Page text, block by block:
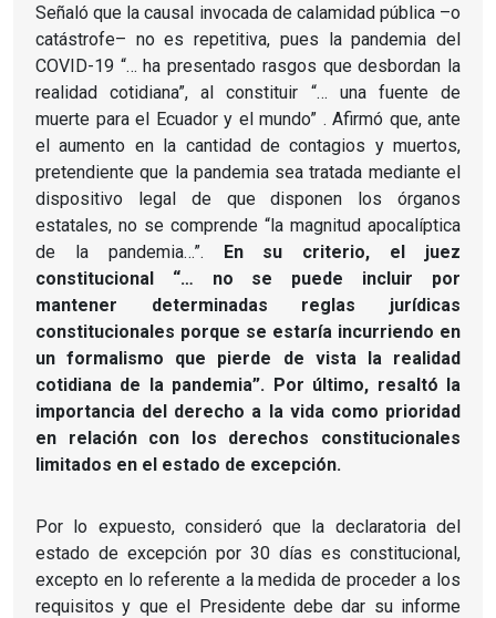
Señaló que la causal invocada de calamidad pública –o
catástrofe– no es repetitiva, pues la pandemia del
COVID-19 “… ha presentado rasgos que desbordan la
realidad cotidiana”, al constituir “… una fuente de
muerte para el Ecuador y el mundo” . Afirmó que, ante
el aumento en la cantidad de contagios y muertos,
pretendiente que la pandemia sea tratada mediante el
dispositivo legal de que disponen los órganos
estatales, no se comprende “la magnitud apocalíptica
de la pandemia…”. En su criterio, el juez
constitucional “… no se puede incluir por
mantener determinadas reglas jurídicas
constitucionales porque se estaría incurriendo en
un formalismo que pierde de vista la realidad
cotidiana de la pandemia”. Por último, resaltó la
importancia del derecho a la vida como prioridad
en relación con los derechos constitucionales
limitados en el estado de excepción.
Por lo expuesto, consideró que la declaratoria del
estado de excepción por 30 días es constitucional,
excepto en lo referente a la medida de proceder a los
requisitos y que el Presidente debe dar su informe